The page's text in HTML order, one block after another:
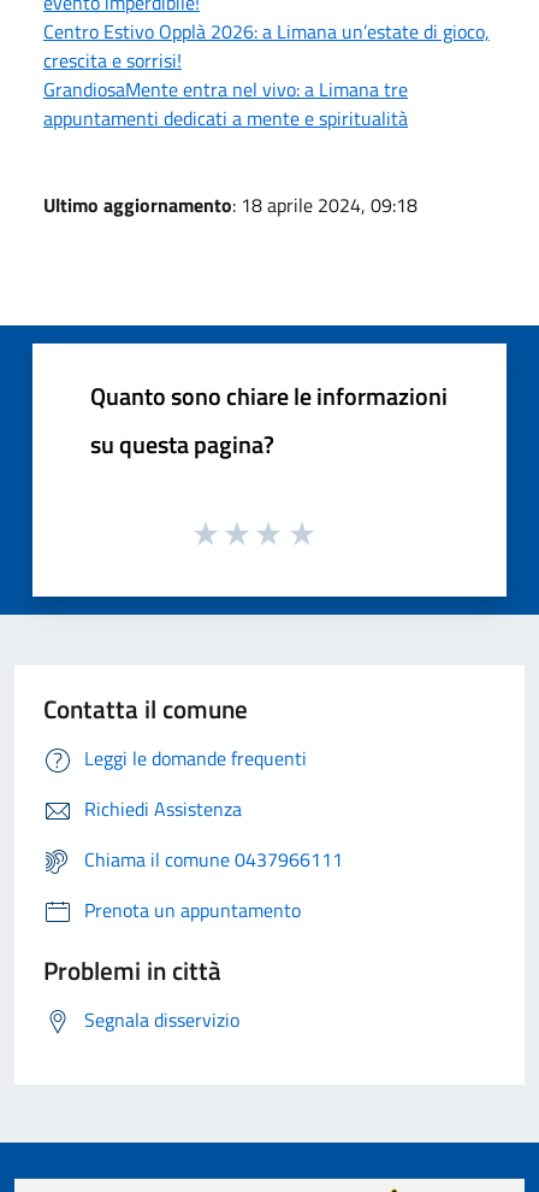
Centro Estivo Opplà 2026: a Limana un’estate di gioco,
crescita e sorrisi!
GrandiosaMente entra nel vivo: a Limana tre
appuntamenti dedicati a mente e spiritualità
Ultimo aggiornamento: 18 aprile 2024, 09:18
Quanto sono chiare le informazioni
su questa pagina?
Contatta il comune
Leggi le domande frequenti
Richiedi Assistenza
Chiama il comune 0437966111
Prenota un appuntamento
Problemi in città
Segnala disservizio